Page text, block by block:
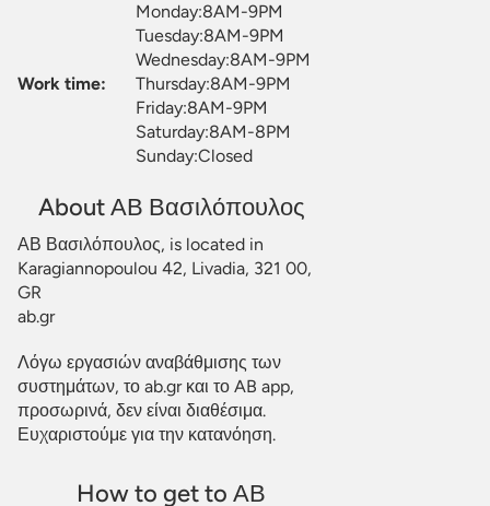
Work time:
Monday:8AM-9PM
Tuesday:8AM-9PM
Wednesday:8AM-9PM
Thursday:8AM-9PM
Friday:8AM-9PM
Saturday:8AM-8PM
Sunday:Closed
About ΑΒ Βασιλόπουλος
ΑΒ Βασιλόπουλος, is located in
Karagiannopoulou 42, Livadia, 321 00,
GR
ab.gr
Λόγω εργασιών αναβάθμισης των
συστημάτων, το ab.gr και το AB app,
προσωρινά, δεν είναι διαθέσιμα.
Ευχαριστούμε για την κατανόηση.
How to get to ΑΒ